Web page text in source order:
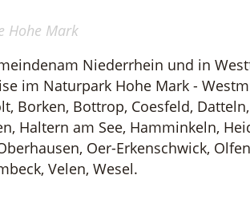
Niederrhein und in
im Naturpark Hohe Mark -
Borken, Bottrop, Coesfeld,
Haltern am See, Hamminkeln,
Oer-Erkenschwick,
Velen, Wesel.